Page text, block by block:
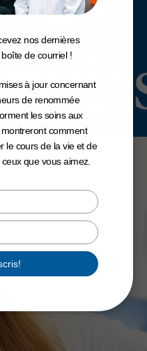
nos dernières
de courriel !
à jour concernant
de renommée
les soins aux
comment
le cours de la vie et de
que vous aimez.